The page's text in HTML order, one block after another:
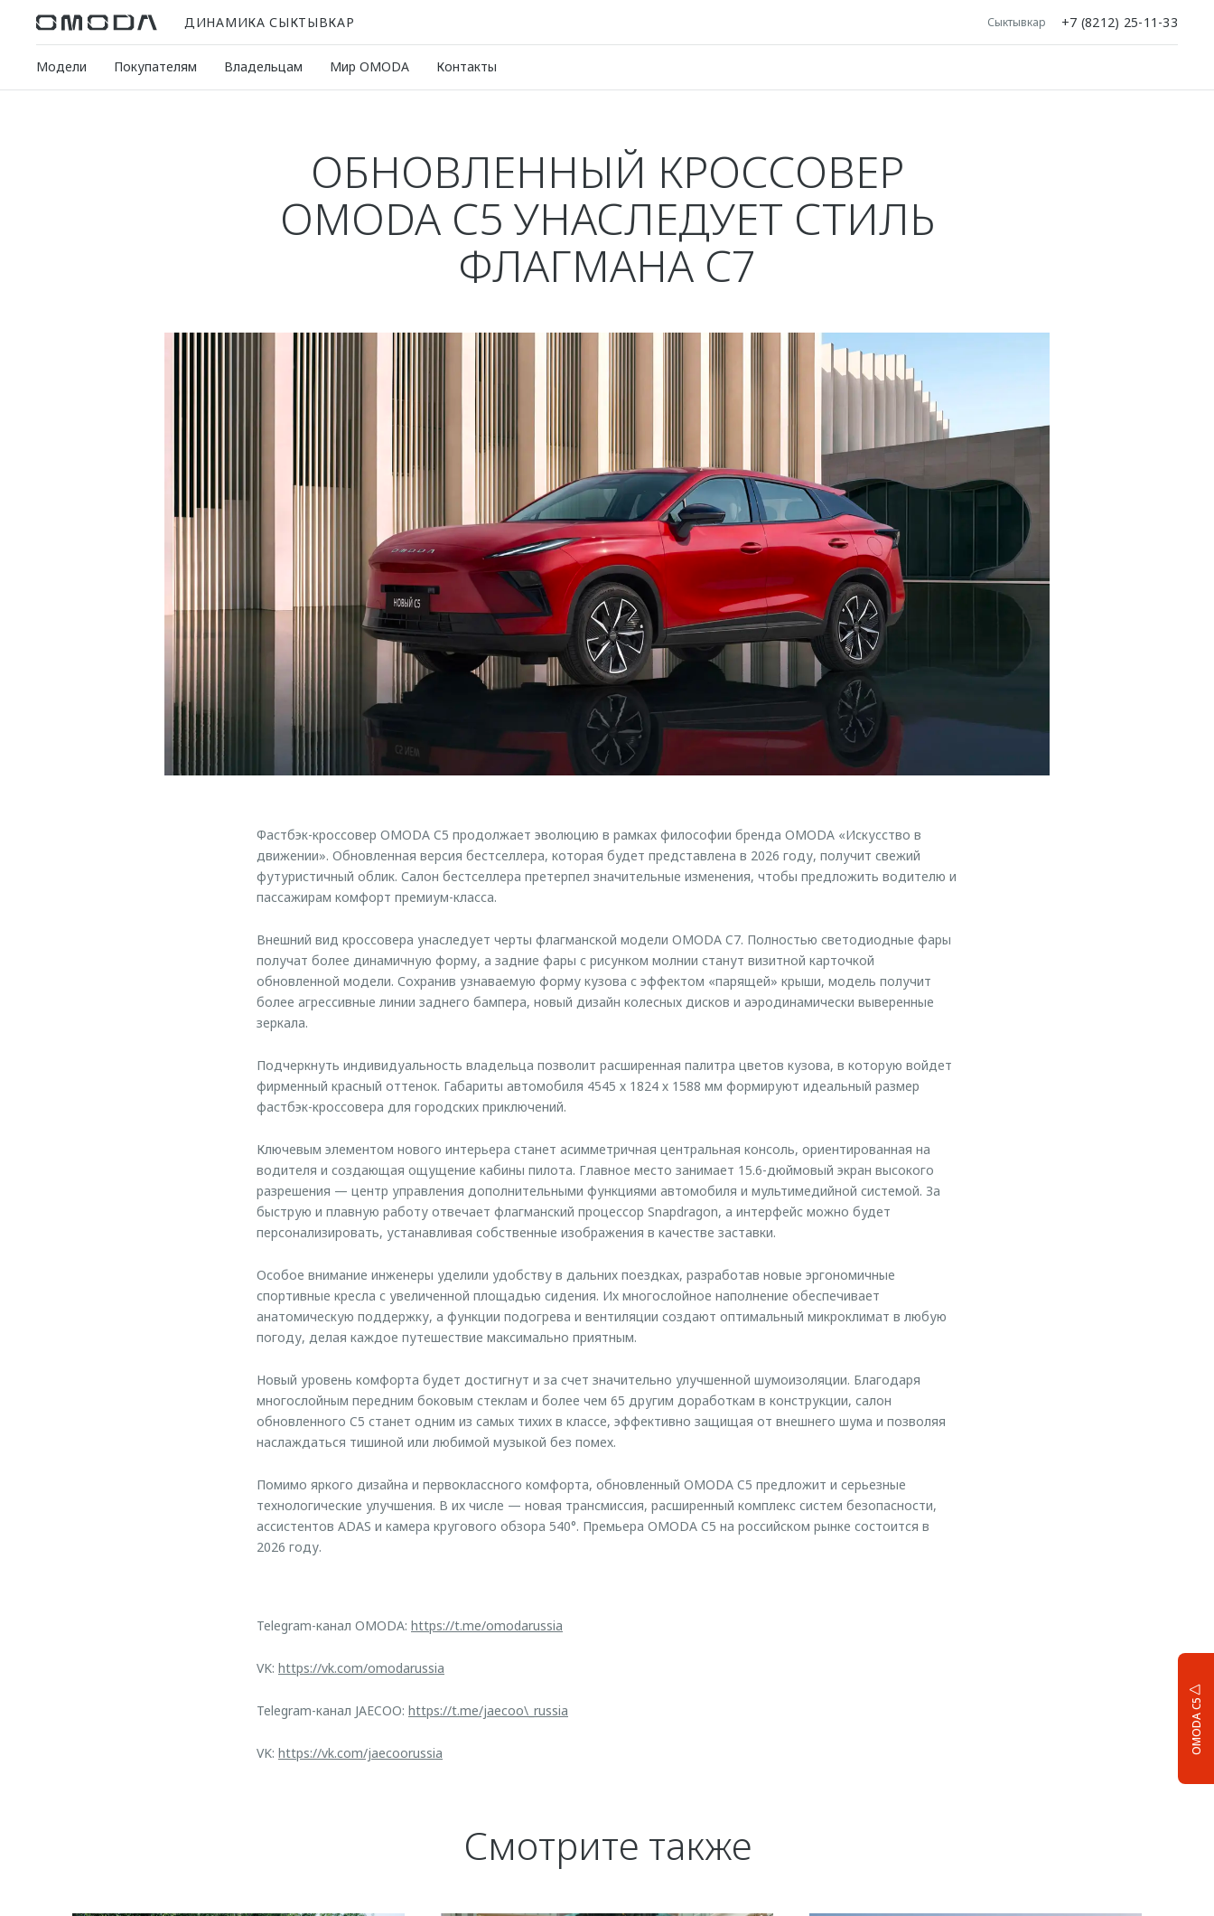
ДИНАМИКА СЫКТЫВКАР Сыктывкар +7 (8212) 25-11-33
Модели Покупателям Владельцам Мир OMODA Контакты
OMODA C5
ОБНОВЛЕННЫЙ КРОССОВЕР
OMODA C5 УНАСЛЕДУЕТ СТИЛЬ
ФЛАГМАНА C7
Фастбэк-кроссовер OMODA C5 продолжает эволюцию в рамках философии бренда OMODA «Искусство в
движении». Обновленная версия бестселлера, которая будет представлена в 2026 году, получит свежий
футуристичный облик. Салон бестселлера претерпел значительные изменения, чтобы предложить водителю и
пассажирам комфорт премиум-класса.
Внешний вид кроссовера унаследует черты флагманской модели OMODA C7. Полностью светодиодные фары
получат более динамичную форму, а задние фары с рисунком молнии станут визитной карточкой
обновленной модели. Сохранив узнаваемую форму кузова с эффектом «парящей» крыши, модель получит
более агрессивные линии заднего бампера, новый дизайн колесных дисков и аэродинамически выверенные
зеркала.
Подчеркнуть индивидуальность владельца позволит расширенная палитра цветов кузова, в которую войдет
фирменный красный оттенок. Габариты автомобиля 4545 х 1824 х 1588 мм формируют идеальный размер
фастбэк-кроссовера для городских приключений.
Ключевым элементом нового интерьера станет асимметричная центральная консоль, ориентированная на
водителя и создающая ощущение кабины пилота. Главное место занимает 15.6-дюймовый экран высокого
разрешения — центр управления дополнительными функциями автомобиля и мультимедийной системой. За
быструю и плавную работу отвечает флагманский процессор Snapdragon, а интерфейс можно будет
персонализировать, устанавливая собственные изображения в качестве заставки.
Особое внимание инженеры уделили удобству в дальних поездках, разработав новые эргономичные
спортивные кресла с увеличенной площадью сидения. Их многослойное наполнение обеспечивает
анатомическую поддержку, а функции подогрева и вентиляции создают оптимальный микроклимат в любую
погоду, делая каждое путешествие максимально приятным.
Новый уровень комфорта будет достигнут и за счет значительно улучшенной шумоизоляции. Благодаря
многослойным передним боковым стеклам и более чем 65 другим доработкам в конструкции, салон
обновленного C5 станет одним из самых тихих в классе, эффективно защищая от внешнего шума и позволяя
наслаждаться тишиной или любимой музыкой без помех.
Помимо яркого дизайна и первоклассного комфорта, обновленный OMODA C5 предложит и серьезные
технологические улучшения. В их числе — новая трансмиссия, расширенный комплекс систем безопасности,
ассистентов ADAS и камера кругового обзора 540°. Премьера OMODA C5 на российском рынке состоится в
2026 году.
Telegram-канал OMODA: https://t.me/omodarussia
VK: https://vk.com/omodarussia
Telegram-канал JAECOO: https://t.me/jaecoo\_russia
VK: https://vk.com/jaecoorussia
Смотрите также